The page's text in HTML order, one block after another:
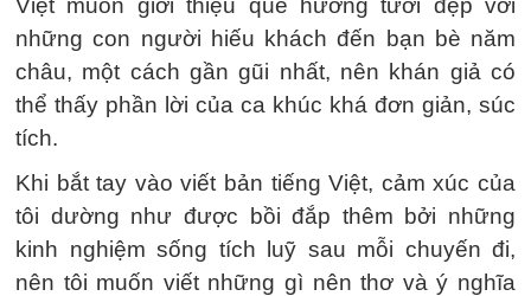
Việt muốn giới thiệu quê hương tươi đẹp với
những con người hiếu khách đến bạn bè năm
châu, một cách gần gũi nhất, nên khán giả có
thể thấy phần lời của ca khúc khá đơn giản, súc
tích.
Khi bắt tay vào viết bản tiếng Việt, cảm xúc của
tôi dường như được bồi đắp thêm bởi những
kinh nghiệm sống tích luỹ sau mỗi chuyến đi,
nên tôi muốn viết những gì nên thơ và ý nghĩa